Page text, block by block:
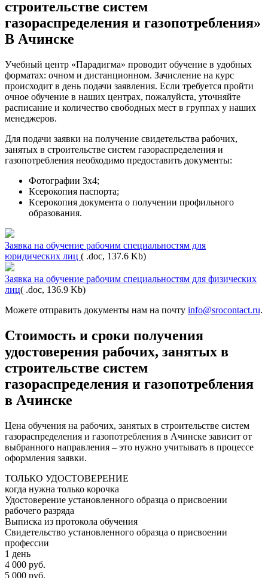
строительстве систем
газораспределения и газопотребления»
В Ачинске
Учебный центр «Парадигма» проводит обучение в удобных
форматах: очном и дистанционном. Зачисление на курс
происходит в день подачи заявления. Если требуется пройти
очное обучение в наших центрах, пожалуйста, уточняйте
расписание и количество свободных мест в группах у наших
менеджеров.
Для подачи заявки на получение свидетельства рабочих,
занятых в строительстве систем газораспределения и
газопотребления необходимо предоставить документы:
Фотографии 3х4;
Ксерокопия паспорта;
Ксерокопия документа о получении профильного
образования.
Заявка на обучение рабочим специальностям для
юридических лиц ( .doc, 137.6 Kb)
Заявка на обучение рабочим специальностям для физических
лиц( .doc, 136.9 Kb)
Можете отправить документы нам на почту info@srocontact.ru.
Стоимость и сроки получения
удостоверения рабочих, занятых в
строительстве систем
газораспределения и газопотребления
в Ачинске
Цена обучения на рабочих, занятых в строительстве систем
газораспределения и газопотребления в Ачинске зависит от
выбранного направления – это нужно учитывать в процессе
оформления заявки.
ТОЛЬКО УДОСТОВЕРЕНИЕ
когда нужна только корочка
Удостоверение установленного образца о присвоении
рабочего разряда
Выписка из протокола обучения
Свидетельство установленного образца о присвоении
профессии
1 день
4 000 руб.
5 000 руб.